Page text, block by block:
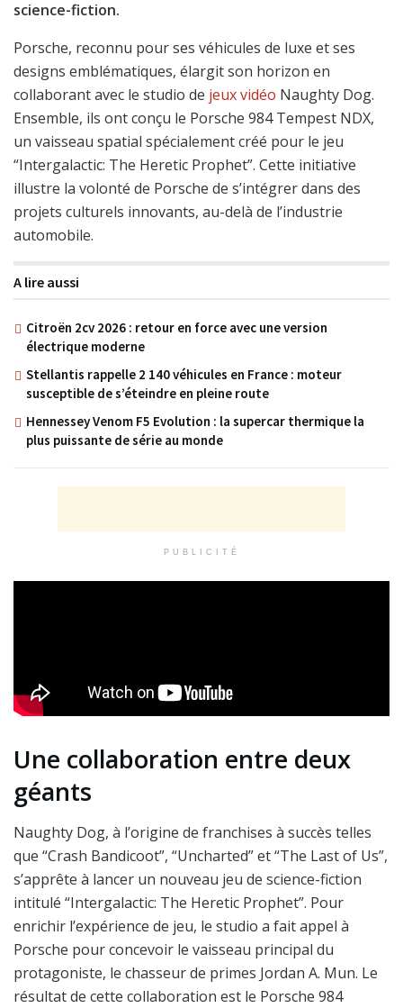
science-fiction.
Porsche, reconnu pour ses véhicules de luxe et ses
designs emblématiques, élargit son horizon en
collaborant avec le studio de jeux vidéo Naughty Dog.
Ensemble, ils ont conçu le Porsche 984 Tempest NDX,
un vaisseau spatial spécialement créé pour le jeu
“Intergalactic: The Heretic Prophet”. Cette initiative
illustre la volonté de Porsche de s’intégrer dans des
projets culturels innovants, au-delà de l’industrie
automobile.
A lire aussi
Citroën 2cv 2026 : retour en force avec une version
électrique moderne
Stellantis rappelle 2 140 véhicules en France : moteur
susceptible de s’éteindre en pleine route
Hennessey Venom F5 Evolution : la supercar thermique la
plus puissante de série au monde
PUBLICITÉ
Une collaboration entre deux
géants
Naughty Dog, à l’origine de franchises à succès telles
que “Crash Bandicoot”, “Uncharted” et “The Last of Us”,
s’apprête à lancer un nouveau jeu de science-fiction
intitulé “Intergalactic: The Heretic Prophet”. Pour
enrichir l’expérience de jeu, le studio a fait appel à
Porsche pour concevoir le vaisseau principal du
protagoniste, le chasseur de primes Jordan A. Mun. Le
résultat de cette collaboration est le Porsche 984